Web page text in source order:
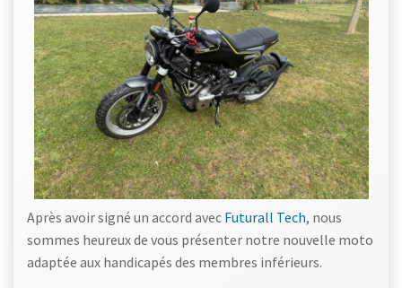
Après avoir signé un accord avec Futurall Tech, nous
sommes heureux de vous présenter notre nouvelle moto
adaptée aux handicapés des membres inférieurs.